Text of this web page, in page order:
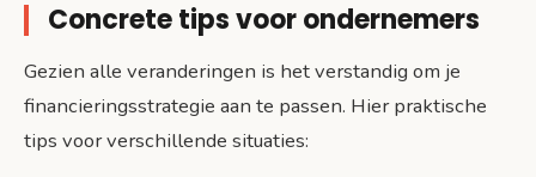
Concrete tips voor ondernemers
Gezien alle veranderingen is het verstandig om je
financieringsstrategie aan te passen. Hier praktische
tips voor verschillende situaties: